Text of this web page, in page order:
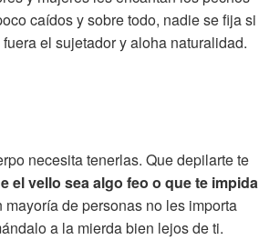
caídos y sobre todo, nadie se fija si
el sujetador y aloha naturalidad.
necesita tenerlas. Que depilarte te
el vello sea algo feo o que te impida
mayoría de personas no les importa
a la mierda bien lejos de ti.